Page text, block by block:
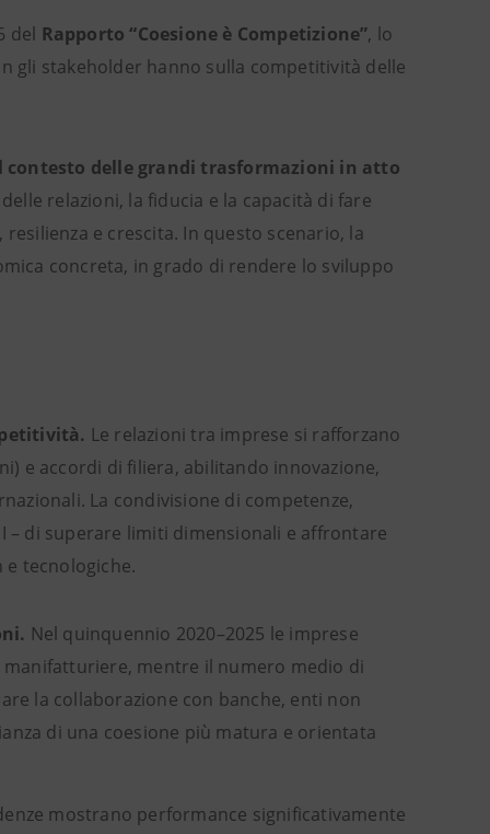
del Rapporto “Coesione è Competizione”, lo
gli stakeholder hanno sulla competitività delle
contesto delle grandi trasformazioni in atto
relazioni, la fiducia e la capacità di fare
e crescita. In questo scenario, la
concreta, in grado di rendere lo sviluppo
Le relazioni tra imprese si rafforzano
e accordi di filiera, abilitando innovazione,
La condivisione di competenze,
di superare limiti dimensionali e affrontare
e tecnologiche.
Nel quinquennio 2020–2025 le imprese
manifatturiere, mentre il numero medio di
la collaborazione con banche, enti non
di una coesione più matura e orientata
mostrano performance significativamente